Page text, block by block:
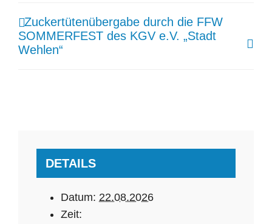
Zuckertütenübergabe durch die FFW
SOMMERFEST des KGV e.V. „Stadt
Wehlen“
DETAILS
Datum: 22.08.2026
Zeit:
Finden Sie schnell, was
Sie suchen.